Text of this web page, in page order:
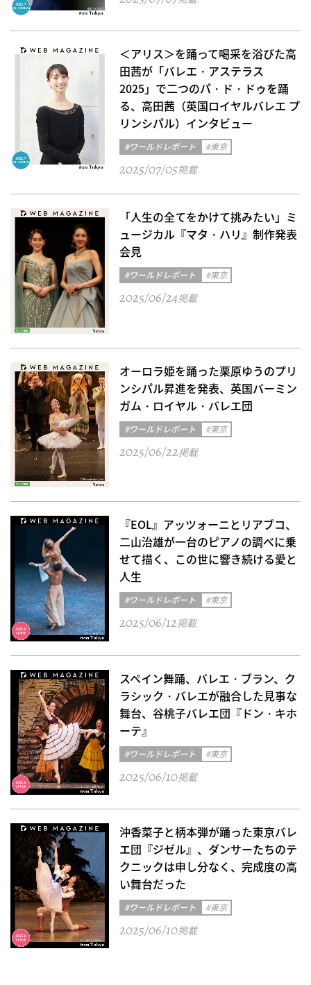
＜アリス＞を踊って喝采を浴びた高
田茜が「バレエ・アステラス
2025」で二つのパ・ド・ドゥを踊
る、高田茜（英国ロイヤルバレエ プ
リンシパル）インタビュー
#ワールドレポート #東京
2025/07/05掲載
「人生の全てをかけて挑みたい」ミ
ュージカル『マタ・ハリ』制作発表
会見
#ワールドレポート #東京
2025/06/24掲載
オーロラ姫を踊った栗原ゆうのプリ
ンシパル昇進を発表、英国バーミン
ガム・ロイヤル・バレエ団
#ワールドレポート #東京
2025/06/22掲載
『EOL』アッツォーニとリアブコ、
二山治雄が一台のピアノの調べに乗
せて描く、この世に響き続ける愛と
人生
#ワールドレポート #東京
2025/06/12掲載
スペイン舞踊、バレエ・ブラン、ク
ラシック・バレエが融合した見事な
舞台、谷桃子バレエ団『ドン・キホ
ーテ』
#ワールドレポート #東京
2025/06/10掲載
沖香菜子と柄本弾が踊った東京バレ
エ団『ジゼル』、ダンサーたちのテ
クニックは申し分なく、完成度の高
い舞台だった
#ワールドレポート #東京
2025/06/10掲載